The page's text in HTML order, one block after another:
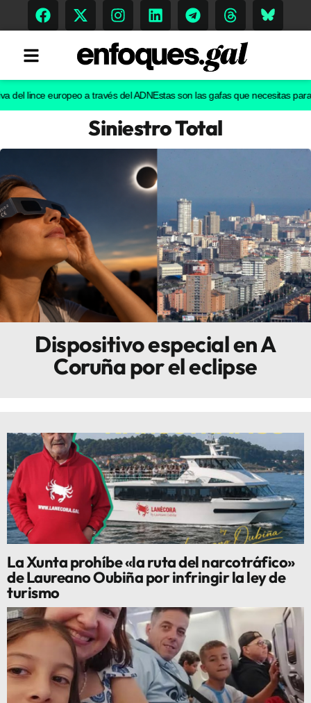
Gastronomía
Escenarios
Sostenibilidad
Innova
europeo a través del ADNEstas son las gafas que necesitas para ver
Siniestro Total
Dispositivo especial en A
Coruña por el eclipse
La Xunta prohíbe «la ruta del narcotráfico»
de Laureano Oubiña por infringir la ley de
turismo